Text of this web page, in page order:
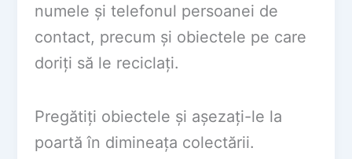
numele și telefonul persoanei de
contact, precum şi obiectele pe care
doriți să le reciclați.
Pregătiți obiectele și așezați-le la
poartă în dimineața colectării.